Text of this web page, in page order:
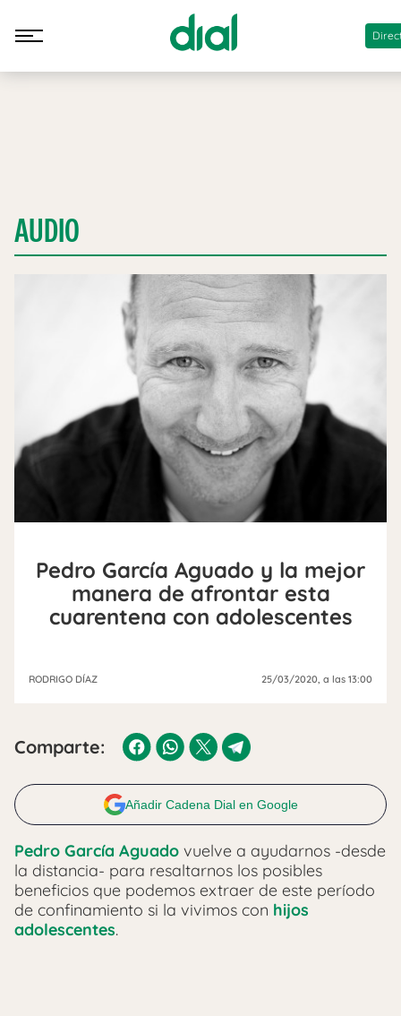
AUDIO
Pedro García Aguado y la mejor
manera de afrontar esta
cuarentena con adolescentes
RODRIGO DÍAZ 25/03/2020 , a las 13:00
Comparte:
Añadir Cadena Dial en Google
Pedro García Aguado vuelve a ayudarnos -desde
la distancia- para resaltarnos los posibles
beneficios que podemos extraer de este período
de confinamiento si la vivimos con hijos
adolescentes.